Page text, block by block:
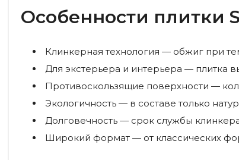
Особенности плитки
Клинкерная технология — обжиг при
Для экстерьера и интерьера — плитка
Противоскользящие поверхности —
Экологичность — в составе только
Долговечность — срок службы
Широкий формат — от классических